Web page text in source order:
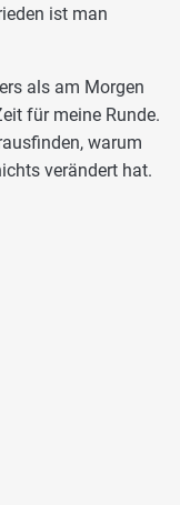
ist man
als am Morgen
für meine Runde.
warum
verändert hat.